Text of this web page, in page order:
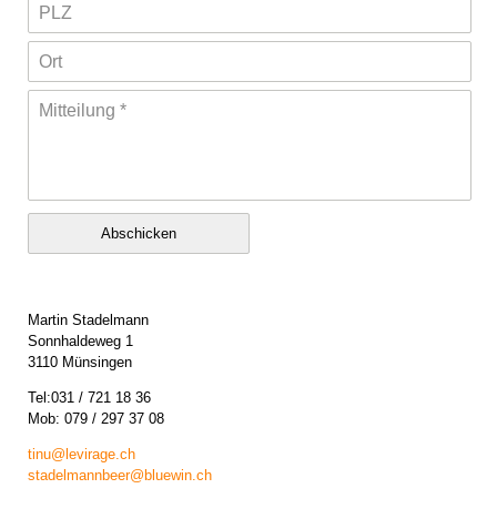
PLZ
Ort
Mitteilung *
Abschicken
Martin Stadelmann
Sonnhaldeweg 1
3110 Münsingen
Tel:031 / 721 18 36
Mob: 079 / 297 37 08
tinu@levirage.ch
stadelmannbeer@bluewin.ch